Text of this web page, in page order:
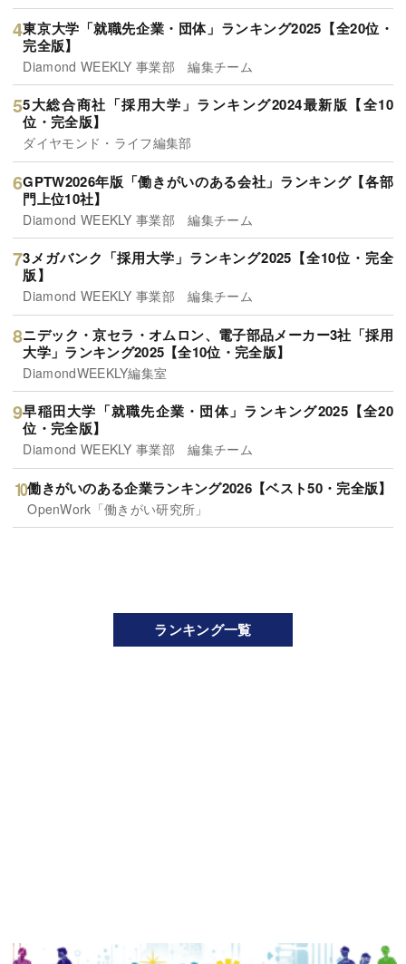
東京大学「就職先企業・団体」ランキング2025【全20位・
完全版】
Diamond WEEKLY 事業部 編集チーム
5大総合商社「採用大学」ランキング2024最新版【全10
位・完全版】
ダイヤモンド・ライフ編集部
GPTW2026年版「働きがいのある会社」ランキング【各部
門上位10社】
Diamond WEEKLY 事業部 編集チーム
3メガバンク「採用大学」ランキング2025【全10位・完全
版】
Diamond WEEKLY 事業部 編集チーム
ニデック・京セラ・オムロン、電子部品メーカー3社「採用
大学」ランキング2025【全10位・完全版】
DiamondWEEKLY編集室
早稲田大学「就職先企業・団体」ランキング2025【全20
位・完全版】
Diamond WEEKLY 事業部 編集チーム
働きがいのある企業ランキング2026【ベスト50・完全版】
OpenWork「働きがい研究所」
ランキング一覧